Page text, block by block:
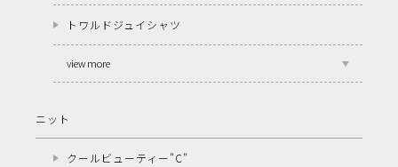
トワルドジュイシャツ
view more
ニット
クールビューティー"C"